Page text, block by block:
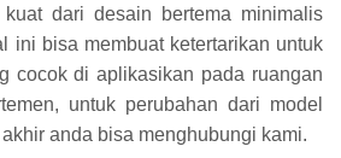
kuat dari desain bertema minimalis
ini bisa membuat ketertarikan untuk
cocok di aplikasikan pada ruangan
untuk perubahan dari model
anda bisa menghubungi kami.